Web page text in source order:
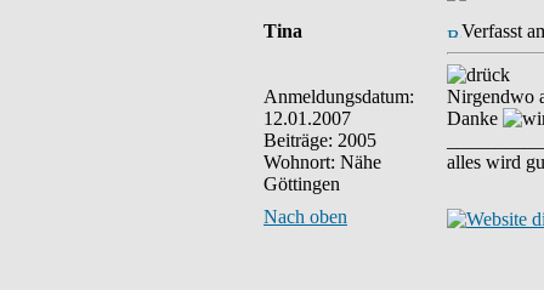
Tina
Anmeldungsdatum:
12.01.2007
Beiträge: 2005
Wohnort: Nähe
Göttingen
Verfasst
Nirgendwo
Danke
alles wird
Nach oben